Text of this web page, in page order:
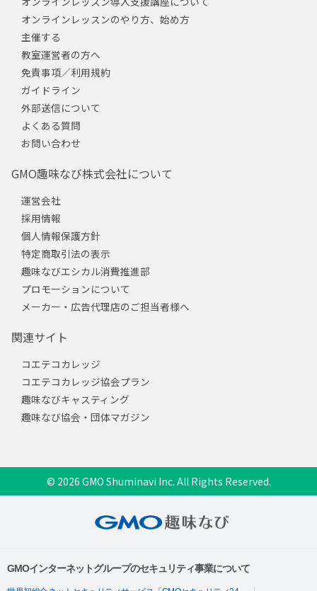
オンラインレッスンのやり方、始め方
主催する
教室運営者の方へ
免責事項／利用規約
ガイドライン
外部送信について
よくある質問
お問い合わせ
GMO趣味なび株式会社について
運営会社
採用情報
個人情報保護方針
特定商取引法の表示
趣味なびエシカル消費推進部
プロモーションについて
メーカー・広告代理店のご担当者様へ
関連サイト
コエテコカレッジ
コエテコカレッジ協会プラン
趣味なびキャスティング
趣味なび協会・団体マガジン
© 2026 GMO Shuminavi Inc. All Rights Reserved.